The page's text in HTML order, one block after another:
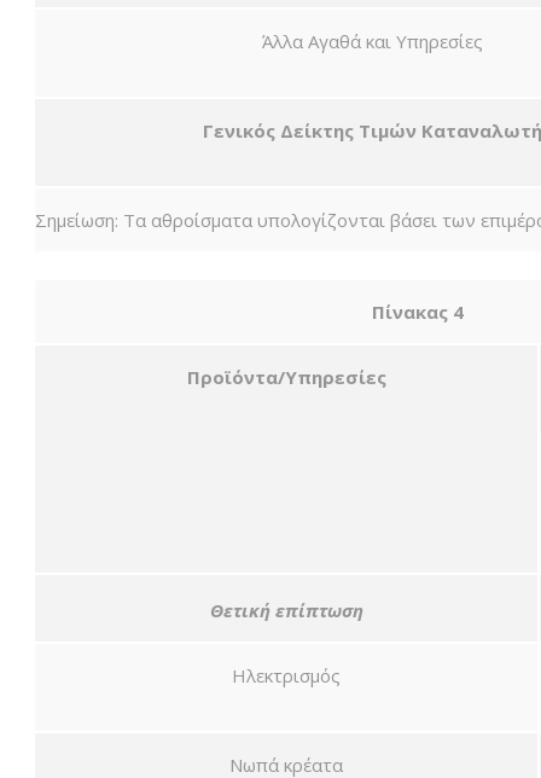
Άλλα Αγαθά και Υπηρεσίες
Γενικός Δείκτης Τιμών Καταναλωτή
Σημείωση: Τα αθροίσματα υπολογίζονται βάσει των
Πίνακας 4
Προϊόντα/Υπηρεσίες
Θετική επίπτωση
Ηλεκτρισμός
Νωπά κρέατα